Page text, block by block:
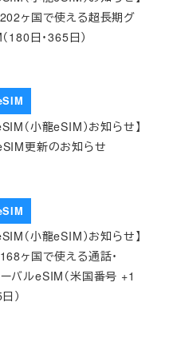
202ヶ国で使える超長期グ
180日・365日）
（小龍eSIM）お知らせ】
更新のお知らせ
（小龍eSIM）お知らせ】
ヶ国で使える通話・
バルeSIM（米国番号 +1
）